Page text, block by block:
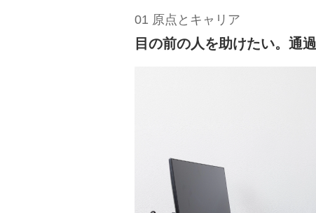
01 原点とキャリア
目の前の人を助けたい。通